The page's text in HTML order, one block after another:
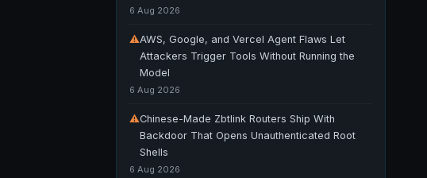
6 Aug 2026
⚠AWS, Google, and Vercel Agent Flaws Let
Attackers Trigger Tools Without Running the
Model
6 Aug 2026
⚠Chinese-Made Zbtlink Routers Ship With
Backdoor That Opens Unauthenticated Root
Shells
6 Aug 2026